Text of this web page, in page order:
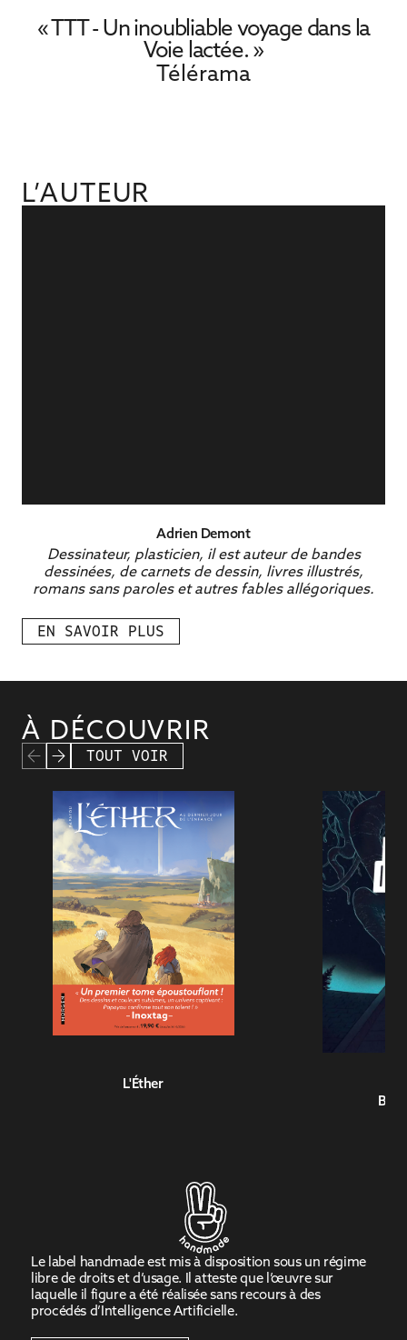
« TTT - Un inoubliable voyage dans la
Voie lactée. »
Télérama
L’AUTEUR
Adrien Demont
Dessinateur, plasticien, il est auteur de bandes
dessinées, de carnets de dessin, livres illustrés,
romans sans paroles et autres fables allégoriques.
EN SAVOIR PLUS
À DÉCOUVRIR
TOUT VOIR
L'Éther
Le label handmade est mis à disposition sous un régime
libre de droits et d’usage. Il atteste que l’œuvre sur
laquelle il figure a été réalisée sans recours à des
procédés d’Intelligence Artificielle.